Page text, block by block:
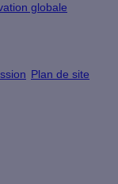
globale
Plan de site